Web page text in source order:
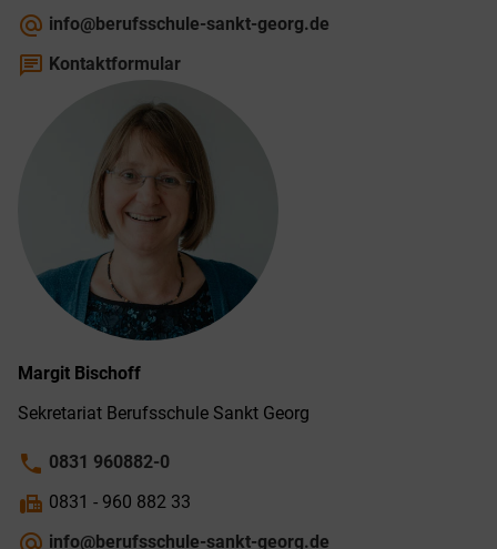
alternate_email info@berufsschule-sankt-georg.de
chat Kontaktformular
Margit Bischoff
Sekretariat Berufs­schule Sankt Georg
phone 0831 960882-0
fax 0831 - 960 882 33
alternate_email info@berufsschule-sankt-georg.de